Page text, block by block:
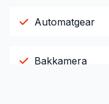
Automatgear
Bakkamera